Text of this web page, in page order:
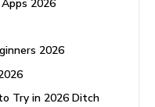
2026
2026
Try in 2026 Ditch